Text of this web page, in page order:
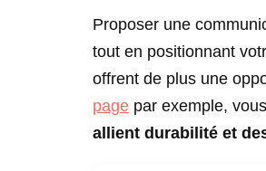
Proposer une
tout en positionnant
offrent de plus une
page par exemple,
allient durabilité et